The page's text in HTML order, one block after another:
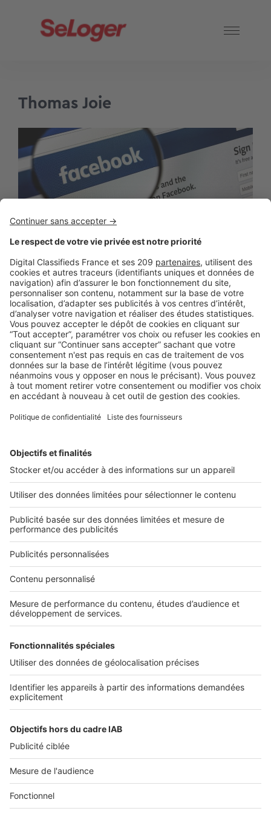
Thomas Joie
AU QUOTIDIEN
Facebook : le réseau social est-il has
been pour les agences immobilières
Voilà maintenant deux ans que le taux d’engagement des
publications des agences immobilières sur Facebook
marque un ...
2 rue des Italiens 75009 Paris
01 53 38 80 00
Nos solutions pro
Actualités pro
Nous contacter
Connexion à My SeLoger Pro
Espace Presse